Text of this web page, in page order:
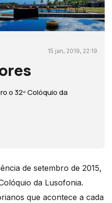
15 jan, 2019, 22:19
o 32º Colóquio da
de setembro de 2015,
da Lusofonia.
que acontece a cada